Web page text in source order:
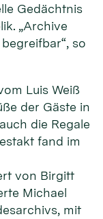
Gedächtnis
„Archive
so
Luis Weiß
der Gäste in
die Regale
fand im
von Birgitt
Michael
mit